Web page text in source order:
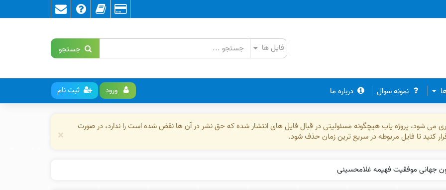
جستجو
نمونه سوال درباره ما ورود ثبت نام
می شود، پروژه یاب هیچگونه مسئولیتی در قبال فایل های انتشار شده که حق نشر در آن ها نقض شده است را ندارد، در صورت
کنید تا فایل مربوطه در سریع ترین زمان حذف شود.
×
جهانی موفقیت فهیمه غلامحسینی